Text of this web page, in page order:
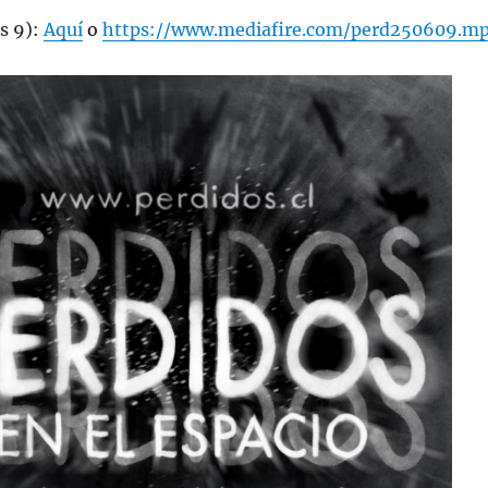
9):Aquío https://www.mediafire.com/